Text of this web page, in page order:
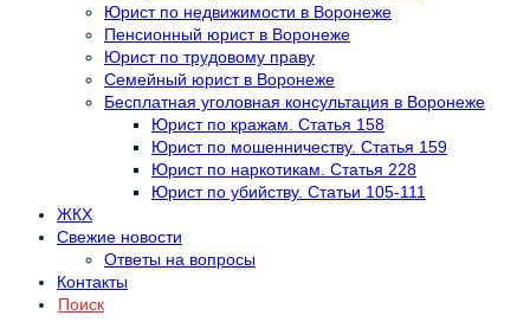
Юрист по недвижимости в Воронеже
Пенсионный юрист в Воронеже
Юрист по трудовому праву
Семейный юрист в Воронеже
Бесплатная уголовная консультация в Воронеже
Юрист по кражам. Статья 158
Юрист по мошенничеству. Статья 159
Юрист по наркотикам. Статья 228
Юрист по убийству. Статьи 105-111
ЖКХ
Свежие новости
Ответы на вопросы
Контакты
Поиск